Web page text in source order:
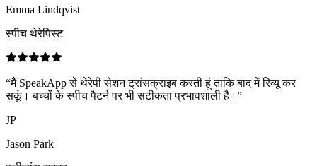
Emma Lindqvist
स्पीच थेरेपिस्ट
“मैं SpeakApp से थेरेपी सेशन ट्रांसक्राइब करती हूं ताकि बाद में रिव्यू कर
सकूं। बच्चों के स्पीच पैटर्न पर भी सटीकता प्रभावशाली है। ”
JP
Jason Park